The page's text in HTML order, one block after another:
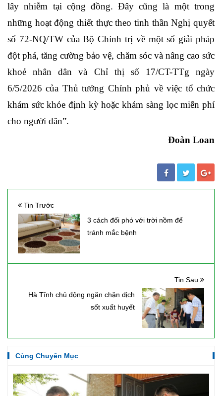
lây nhiễm tại cộng đồng. Đây cũng là một trong
những hoạt động thiết thực theo tinh thần Nghị quyết
số 72-NQ/TW của Bộ Chính trị về một số giải pháp
đột phá, tăng cường bảo vệ, chăm sóc và nâng cao sức
khoẻ nhân dân và Chỉ thị số 17/CT-TTg ngày
6/5/2026 của Thủ tướng Chính phủ về việc tổ chức
khám sức khỏe định kỳ hoặc khám sàng lọc miễn phí
cho người dân”.
Đoàn Loan
Tin Trước
3 cách đối phó với trời nồm để
tránh mắc bệnh
Tin Sau
Hà Tĩnh chủ động ngăn chặn dịch
sốt xuất huyết
Cùng Chuyên Mục